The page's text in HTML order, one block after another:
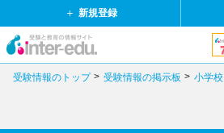
新規登録
受験情報のトップ 受験情報の掲示板 小学校